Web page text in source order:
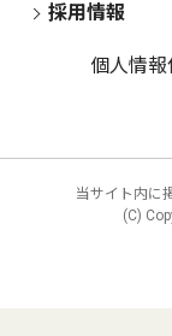
採用情報
個人情
当サイト内に
(C)